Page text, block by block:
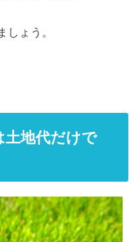
しょう。
土地代だけで